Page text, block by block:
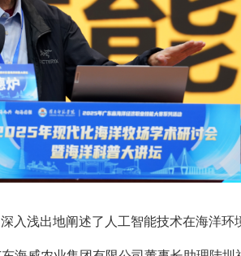
浅出地阐述了人工智能技术在海洋环